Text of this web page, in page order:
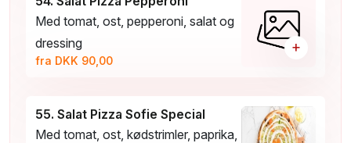
Med tomat, ost, pepperoni, salat og
dressing
fra DKK 90,00
+
55. Salat Pizza Sofie Special
Med tomat, ost, kødstrimler, paprika,